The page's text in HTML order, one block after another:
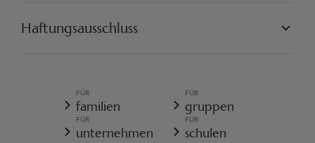
UNSERE PROJEKTE
ENGAGIEREN SIE SICH
Haftungsausschluss
REISERÜCKTRITTSVERSICHERUNG
COOKIE-RICHTLINIE
WIDERRUFSFORMULAR
FÜR
familien
FÜR
gruppen
FÜR
unternehmen
FÜR
schulen